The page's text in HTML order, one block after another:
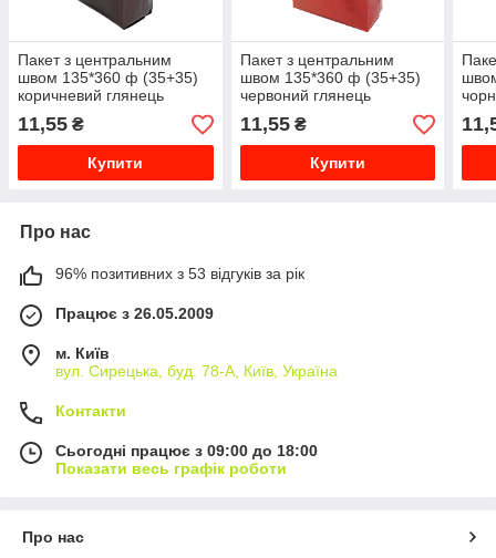
Пакет з центральним
швом 135*360 ф (35+35)
коричневий глянець
11,55 ₴
Купити
Пакет з центральним
швом 135*360 ф (35+35)
червоний глянець
11,55₴
Купити
Про нас
96% позитивних з 53 відгуків за рік
Працює з 26.05.2009
м. Київ
вул. Сирецька, буд. 78-А, Київ, Україна
Контакти
Сьогодні працює з 09:00 до 18:00
Показати весь графік роботи
Про нас